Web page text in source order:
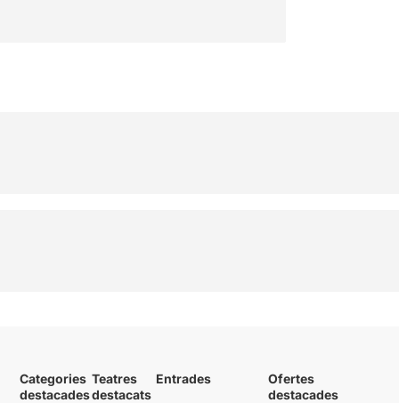
Categories
destacades
Teatres
destacats
Entrades
Ofertes
destacades